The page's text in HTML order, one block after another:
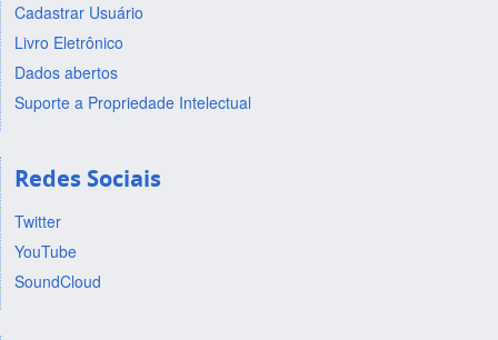
Cadastrar Usuário
Livro Eletrônico
Dados abertos
Suporte a Propriedade Intelectual
Redes Sociais
Twitter
YouTube
SoundCloud